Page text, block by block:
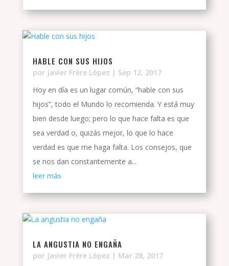
HABLE CON SUS HIJOS
por Javier Frère López | Sep 12, 2017
Hoy en día es un lugar común, “hable con sus
hijos”, todo el Mundo lo recomienda. Y está muy
bien desde luego; pero lo que hace falta es que
sea verdad o, quizás mejor, lo que lo hace
verdad es que me haga falta. Los consejos, que
se nos dan constantemente a...
leer más
LA ANGUSTIA NO ENGAÑA
por Javier Frère López | Mar 28, 2017